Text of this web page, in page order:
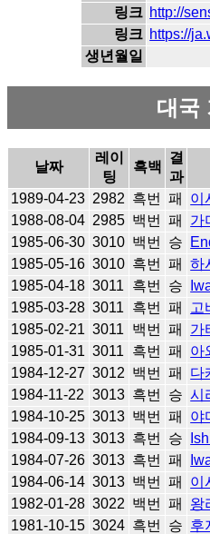
링크 http://
링크 https://
생년월일
대국
날짜
레이
팅
흑백
결
과
1989-04-23 2982 흑번 패 이
1988-08-04 2985 백번 패 가
1985-06-30 3010 백번 승
1985-05-16 3010 흑번 패 하
1985-04-18 3011 흑번 승
1985-03-28 3011 흑번 패 고
1985-02-21 3011 백번 패 가
1985-01-31 3011 흑번 패 아
1984-12-27 3012 백번 패 다
1984-11-22 3013 흑번 승 시
1984-10-25 3013 백번 패 야
1984-09-13 3013 흑번 승
1984-07-26 3013 흑번 패
1984-06-14 3013 백번 패 이
1982-01-28 3022 백번 패 왕
1981-10-15 3024 흑번 승 후